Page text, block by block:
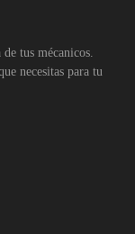
tus mécanicos.
necesitas para tu